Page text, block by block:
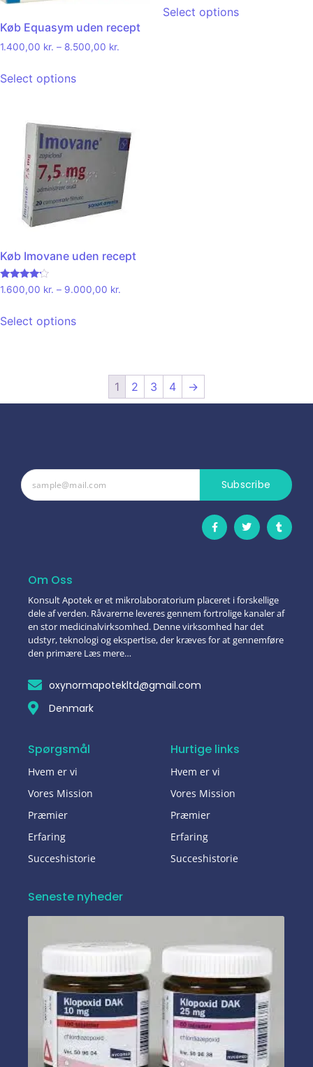
Køb Equasym uden recept
1.400,00 kr. – 8.500,00 kr.
Select options
Select options
Køb Imovane uden recept
Rated
4.00
1.600,00 kr. – 9.000,00 kr.
Select options
1 2 3 4 →
Subscribe
Om Oss
Konsult Apotek er et mikrolaboratorium placeret i forskellige
dele af verden. Råvarerne leveres gennem fortrolige kanaler af
en stor medicinalvirksomhed. Denne virksomhed har det
udstyr, teknologi og ekspertise, der kræves for at gennemføre
den primære Læs mere…
oxynormapotekltd@gmail.com
Denmark
Spørgsmål
Hvem er vi
Vores Mission
Præmier
Erfaring
Succeshistorie
Hurtige links
Hvem er vi
Vores Mission
Præmier
Erfaring
Succeshistorie
Seneste nyheder